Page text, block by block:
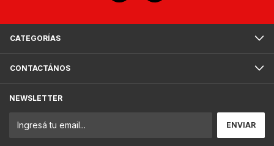
CATEGORÍAS
CONTACTÁNOS
NEWSLETTER